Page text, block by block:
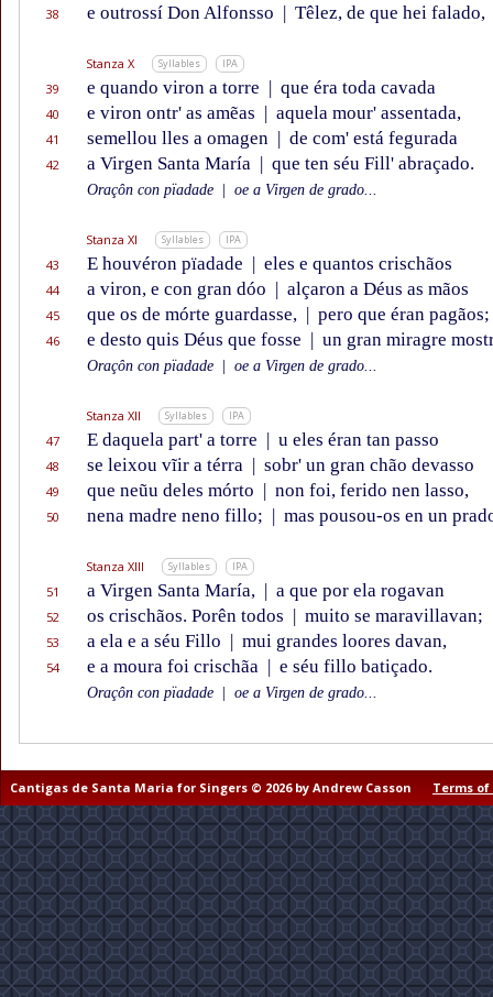
38 e outrossí Don Alfonsso | Têlez, de que hei falado,
Stanza X Syllables IPA
39 e quando viron a torre | que éra toda cavada
40 e viron ontr' as amẽas | aquela mour' assentada,
41 semellou lles a omagen | de com' está fegurada
42 a Virgen Santa María | que ten séu Fill' abraçado.
Oraçôn con pïadade oe a Virgen de grado...
Stanza XI Syllables IPA
43 E houvéron pïadade | eles e quantos crischãos
44 a viron, e con gran dóo | alçaron a Déus as mãos
45 que os de mórte guardasse, | pero que éran pagãos;
46 e desto quis Déus que fosse | un gran miragre
Oraçôn con pïadade oe a Virgen de grado...
Stanza XII Syllables IPA
47 E daquela part' a torre | u eles éran tan passo
48 se leixou vĩir a térra | sobr' un gran chão devasso
49 que neũu deles mórto | non foi, ferido nen lasso,
50 nena madre neno fillo; | mas pousou-os en un
Stanza XIII Syllables IPA
51 a Virgen Santa María, | a que por ela rogavan
52 os crischãos. Porên todos | muito se maravillavan;
53 a ela e a séu Fillo | mui grandes loores davan,
54 e a moura foi crischãa | e séu fillo batiçado.
Oraçôn con pïadade oe a Virgen de grado...
Cantigas de Santa Maria for Singers © 2026 by Andrew Casson Terms of